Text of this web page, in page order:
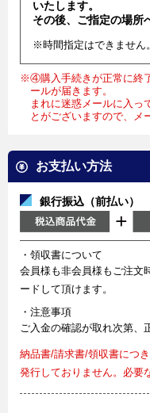
いたします。
その後、ご指定の場所
※時間指定はできません。
※④購入手続きが正常に終
ールが届きます。
まれに迷惑メールに入っ
とがございますので、メ
お支払い方法
銀行振込（前払い）
・領収書について
会員様も非会員様もご注文
ードして頂けます。
・注意事項
ご入金の確認が取れ次第、
納品書/請求書/領収書につ
発行しておりません。必要